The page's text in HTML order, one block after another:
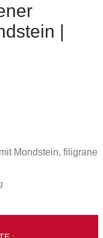
|
Mondstein, filigrane